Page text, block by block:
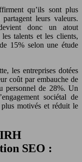
qu’ils sont plus
leurs valeurs.
donc un atout
talents et les clients,
15% selon une étude
les entreprises dotées
coût par embauche de
personnel de 28%. Un
sociétal de
motivés et réduit le
SEO :